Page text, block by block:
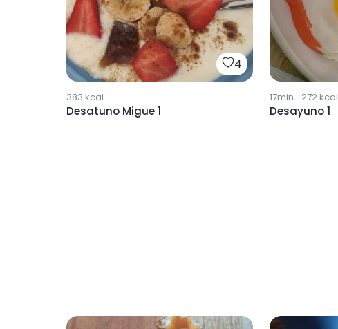
4
383 kcal
Desatuno Migue 1
17min · 272kcal
Desayuno 1